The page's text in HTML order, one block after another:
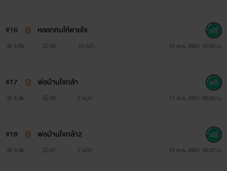
#16 หลอกคนให้ตายใจ
9.8k 38 10 หน้า 10 ต.ค. 2561 15:34 น.
#17 พ่อบ้านใจกล้า
9.9k 23 7 หน้า 11 ต.ค. 2561 09:06 น.
#18 พ่อบ้านใจกล้า2
9.3k 27 7 หน้า 12 ต.ค. 2561 18:37 น.